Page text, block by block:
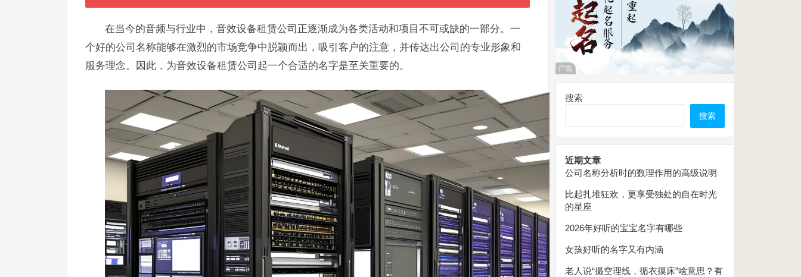
在当今的音频与行业中，音效设备租赁公司正逐渐成为各类活动和项目不可或缺的一部分。一
个好的公司名称能够在激烈的市场竞争中脱颖而出，吸引客户的注意，并传达出公司的专业形象和
服务理念。因此，为音效设备租赁公司起一个合适的名字是至关重要的。
广告
搜索
搜索
近期文章
公司名称分析时的数理作用的高级说明
比起扎堆狂欢，更享受独处的自在时光
的星座
2026年好听的宝宝名字有哪些
女孩好听的名字又有内涵
老人说“撮空理线，循衣摸床”啥意思？有